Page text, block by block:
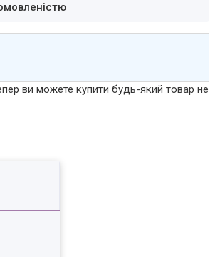
ви можете купити будь-який товар не